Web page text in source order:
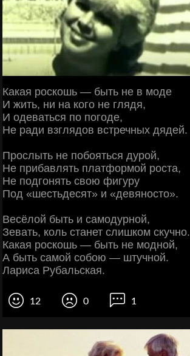
Какая роскошь — быть не в моде
И жить, ни на кого не глядя,
И одеваться по погоде,
Не ради взглядов встречных дядей.
Прослыть не побояться дурой,
Не прибавлять платформой роста,
Не подгонять свою фигуру
Под «шестьдесят» и «девяносто».
Весёлой быть и самодурной,
Зевать, коль станет слишком скучно.
Какая роскошь — быть не модной,
А быть самой собою — штучной.
Лариса Рубальская.
12 0 1